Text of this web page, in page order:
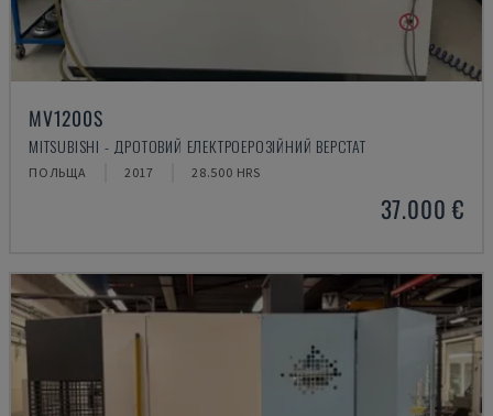
MV1200S
MITSUBISHI - ДРОТОВИЙ ЕЛЕКТРОЕРОЗІЙНИЙ ВЕРСТАТ
ПОЛЬЩА 2017 28.500 HRS
37.000 €